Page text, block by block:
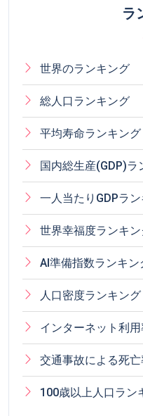
ラ
世界のランキング
総人口ランキング
平均寿命ランキング
国内総生産(GDP)ラ
一人当たりGDPラ
世界幸福度ランキ
AI準備指数ランキン
人口密度ランキング
インターネット利
交通事故による死
100歳以上人口ラン